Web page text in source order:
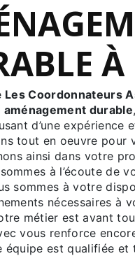
Les Coordonnateurs
aménagement durable
d’une expérience
tout en oeuvre pour
ainsi dans votre
à l’écoute de
sommes à votre
nécessaires à
métier est avant
vous renforce
équipe est qualifiée